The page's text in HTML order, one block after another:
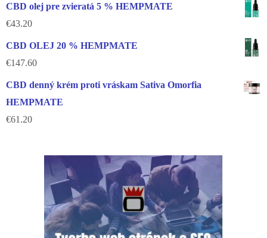
CBD olej pre zvieratá 5 % HEMPMATE
€43.20
CBD OLEJ 20 % HEMPMATE
€147.60
CBD denný krém proti vráskam Sativa Omorfia
HEMPMATE
€61.20